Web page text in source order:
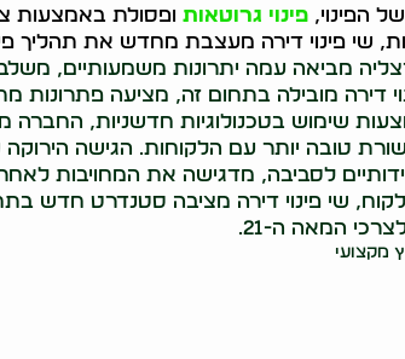
הפינוי,פינוי גרוטאות ופסולת באמצעות
שי פינוי דירה מעצבת מחדש את תהליך
מביאה עמה יתרונות משמעותיים,
דירה מובילה בתחום זה, מציעה פתרונות
שימוש בטכנולוגיות חדשניות, החברה
טובה יותר עם הלקוחות. הגישה
לסביבה, מדגישה את המחויבות
שי פינוי דירה מציבה סטנדרט חדש
המאה ה-21.
מקצועי